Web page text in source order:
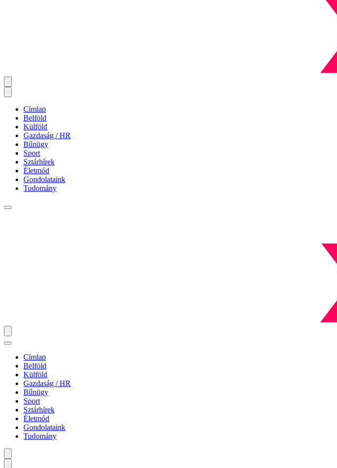
Címlap
Belföld
Külföld
Gazdaság / HR
Bűnügy
Sport
Sztárhírek
Életmód
Gondolataink
Tudomány
Címlap
Belföld
Külföld
Gazdaság / HR
Bűnügy
Sport
Sztárhírek
Életmód
Gondolataink
Tudomány